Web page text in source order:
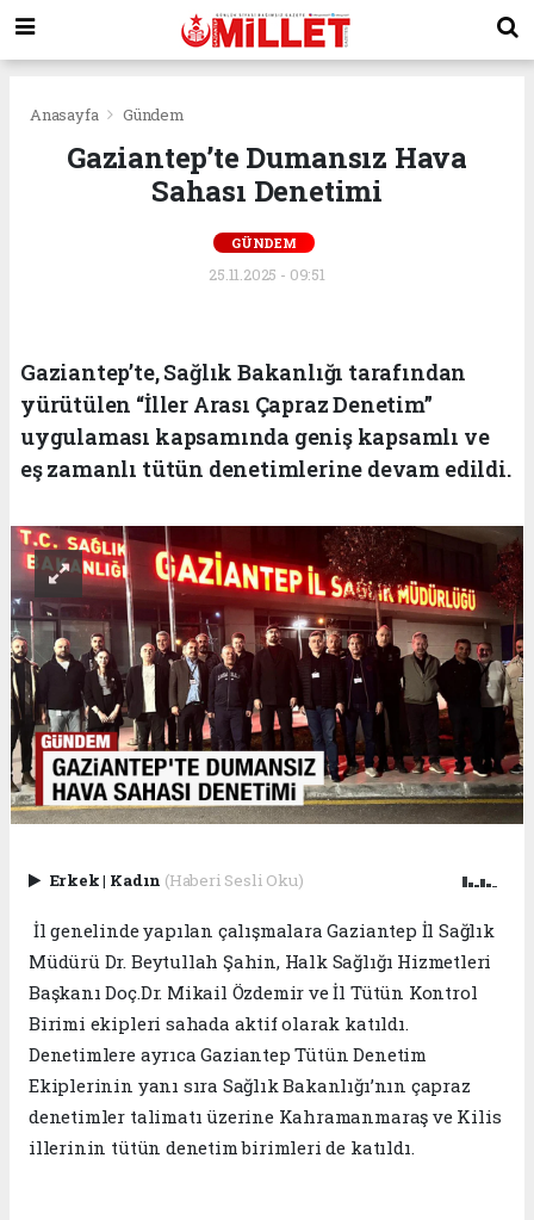
Anasayfa Gündem
Gaziantep’te Dumansız Hava
Sahası Denetimi
GÜNDEM
25.11.2025 - 09:51
Gaziantep’te, Sağlık Bakanlığı tarafından
yürütülen “İller Arası Çapraz Denetim”
uygulaması kapsamında geniş kapsamlı ve
eş zamanlı tütün denetimlerine devam edildi.
Erkek| Kadın (Haberi Sesli Oku)
İl genelinde yapılan çalışmalara Gaziantep İl Sağlık
Müdürü Dr. Beytullah Şahin, Halk Sağlığı Hizmetleri
Başkanı Doç.Dr. Mikail Özdemir ve İl Tütün Kontrol
Birimi ekipleri sahada aktif olarak katıldı.
Denetimlere ayrıca Gaziantep Tütün Denetim
Ekiplerinin yanı sıra Sağlık Bakanlığı’nın çapraz
denetimler talimatı üzerine Kahramanmaraş ve Kilis
illerinin tütün denetim birimleri de katıldı.